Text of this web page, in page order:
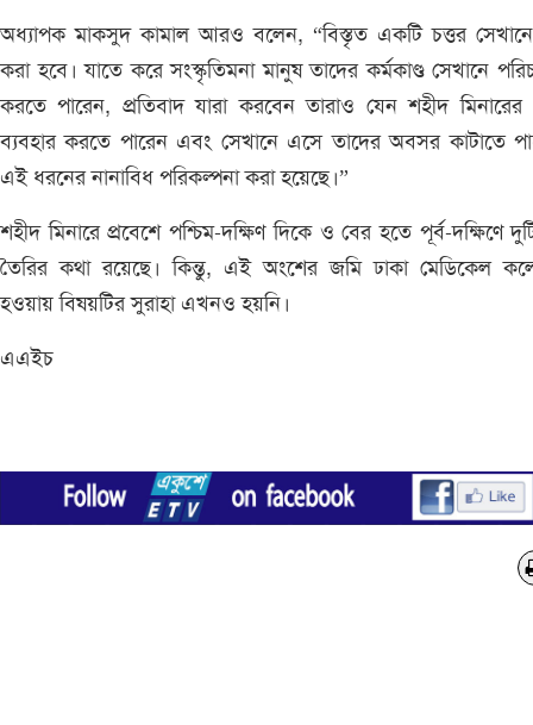
অধ্যাপক মাকসুদ কামাল আরও বলেন, “বিস্তৃত একটি চত্তর সেখানে
করা হবে। যাতে করে সংস্কৃতিমনা মানুষ তাদের কর্মকাণ্ড সেখানে
করতে পারেন, প্রতিবাদ যারা করবেন তারাও যেন শহীদ মিনারের
ব্যবহার করতে পারেন এবং সেখানে এসে তাদের অবসর কাটাতে
এই ধরনের নানাবিধ পরিকল্পনা করা হয়েছে।”
শহীদ মিনারে প্রবেশে পশ্চিম-দক্ষিণ দিকে ও বের হতে পূর্ব-দক্ষিণে
তৈরির কথা রয়েছে। কিন্তু, এই অংশের জমি ঢাকা মেডিকেল
হওয়ায় বিষয়টির সুরাহা এখনও হয়নি।
এএইচ